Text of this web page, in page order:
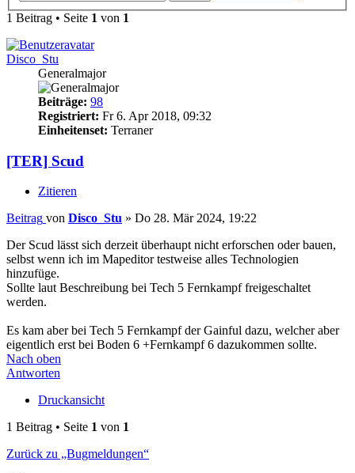
1 Beitrag • Seite 1 von 1
Disco_Stu
Generalmajor
Beiträge: 98
Registriert: Fr 6. Apr 2018, 09:32
Einheitenset: Terraner
[TER] Scud
Zitieren
Beitrag von Disco_Stu » Do 28. Mär 2024, 19:22
Der Scud lässt sich derzeit überhaupt nicht erforschen oder bauen,
selbst wenn ich im Mapeditor testweise alles Technologien
hinzufüge.
Sollte laut Beschreibung bei Tech 5 Fernkampf freigeschaltet
werden.
Es kam aber bei Tech 5 Fernkampf der Gainful dazu, welcher aber
eigentlich erst bei Boden 6 +Fernkampf 6 dazukommen sollte.
Nach oben
Antworten
Druckansicht
1 Beitrag • Seite 1 von 1
Zurück zu „Bugmeldungen“